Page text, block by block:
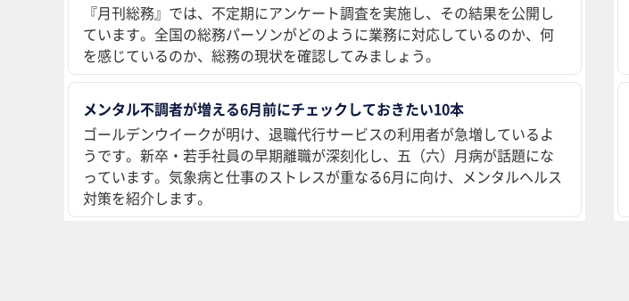
『月刊総務』では、不定期にアンケート調査を実施し、その結果を公開し
ています。全国の総務パーソンがどのように業務に対応しているのか、何
を感じているのか、総務の現状を確認してみましょう。
メンタル不調者が増える6月前にチェックしておきたい10本
ゴールデンウイークが明け、退職代行サービスの利用者が急増しているよ
うです。新卒・若手社員の早期離職が深刻化し、五（六）月病が話題にな
っています。気象病と仕事のストレスが重なる6月に向け、メンタルヘルス
対策を紹介します。